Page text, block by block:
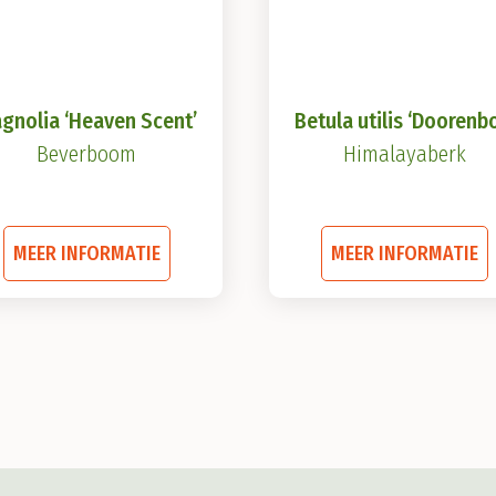
‘Heaven Scent’
Beverboom
MEER INFORMATIE
product
Betula utilis
Himalayaberk
MEER INFORMATIE